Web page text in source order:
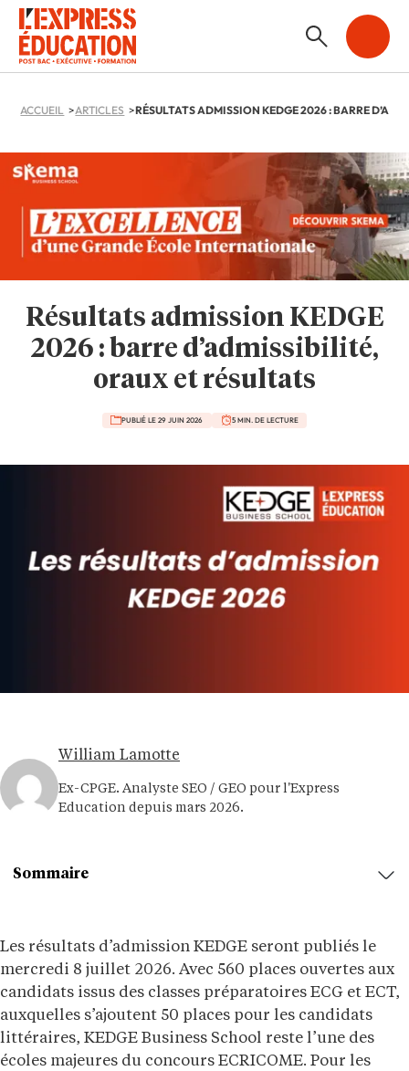
ACCUEIL ARTICLES
Résultats admission KEDGE
2026 : barre d’admissibilité,
oraux et résultats
PUBLIÉ LE 29 JUIN 2026 5 MIN. DE LECTURE
William Lamotte
Ex-CPGE. Analyste SEO / GEO pour l'Express
Education depuis mars 2026.
Les résultats d’admission KEDGE seront publiés le
mercredi 8 juillet 2026. Avec 560 places ouvertes aux
candidats issus des classes préparatoires ECG et ECT,
auxquelles s’ajoutent 50 places pour les candidats
littéraires, KEDGE Business School reste l’une des
écoles majeures du concours ECRICOME. Pour les
Sommaire